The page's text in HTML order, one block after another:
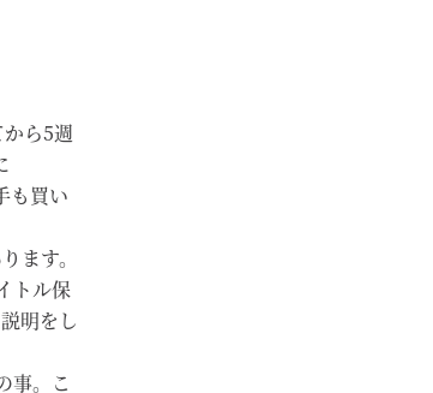
ら5週
も買い
ます。
トル保
明をし
事。こ